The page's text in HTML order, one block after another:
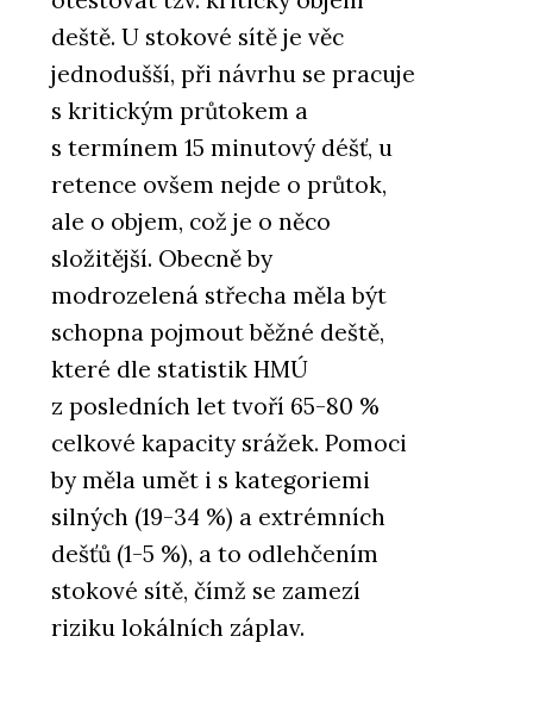
deště. U stokové sítě je věc
jednodušší, při návrhu se pracuje
s kritickým průtokem a
s termínem 15 minutový déšť, u
retence ovšem nejde o průtok,
ale o objem, což je o něco
složitější. Obecně by
modrozelená střecha měla být
schopna pojmout běžné deště,
které dle statistik HMÚ
z posledních let tvoří 65-80 %
celkové kapacity srážek. Pomoci
by měla umět i s kategoriemi
silných (19-34 %) a extrémních
dešťů (1-5 %), a to odlehčením
stokové sítě, čímž se zamezí
riziku lokálních záplav.